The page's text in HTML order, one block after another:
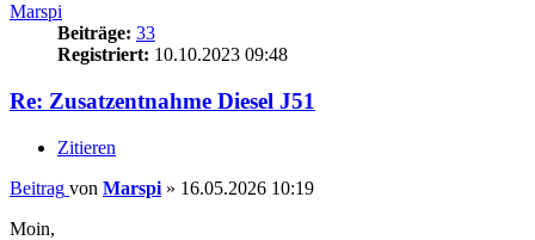
Marspi
Beiträge: 33
Registriert: 10.10.2023 09:48
Re: Zusatzentnahme Diesel J51
Zitieren
Beitrag von Marspi » 16.05.2026 10:19
Moin,